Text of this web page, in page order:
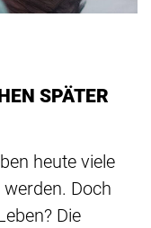
SPÄTER
heute viele
Doch
Die